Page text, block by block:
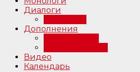
Диалоги
Дополнения
Видео
Календарь